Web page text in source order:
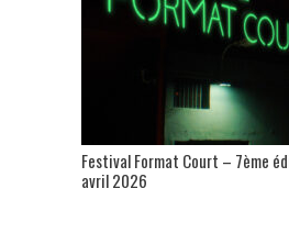
Festival Format Court – 7ème
avril 2026